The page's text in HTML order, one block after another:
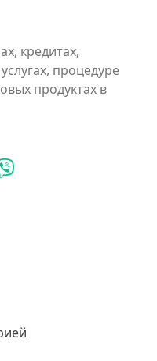
кредитах,
процедуре
продуктах в